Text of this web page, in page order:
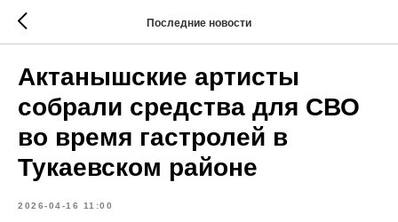
Последние новости
Актанышские артисты
собрали средства для СВО
во время гастролей в
Тукаевском районе
2026-04-16 11:00